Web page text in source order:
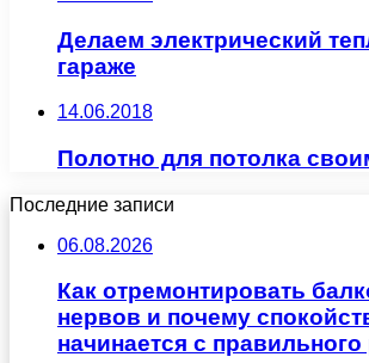
Делаем электрический
гараже
14.06.2018
Полотно для потолка
Последние записи
06.08.2026
Как отремонтировать
нервов и почему
начинается с